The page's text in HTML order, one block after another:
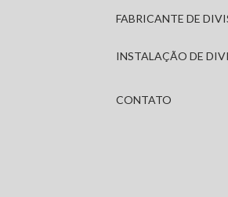
FABRICANTE DE
INSTALAÇÃO DE
CONTATO